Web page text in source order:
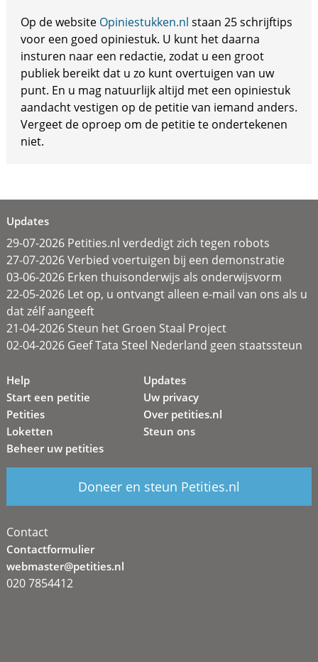
Op de website Opiniestukken.nl staan 25 schrijftips
voor een goed opiniestuk. U kunt het daarna
insturen naar een redactie, zodat u een groot
publiek bereikt dat u zo kunt overtuigen van uw
punt. En u mag natuurlijk altijd met een opiniestuk
aandacht vestigen op de petitie van iemand anders.
Vergeet de oproep om de petitie te ondertekenen
niet.
Updates
29-07-2026 Petities.nl verdedigt zich tegen robots
27-07-2026 Verbied voertuigen bij een demonstratie
03-06-2026 Erken thuisonderwijs als onderwijsvorm
22-05-2026 Let op, u ontvangt alleen e-mail van ons als u
dat zélf aangeeft
21-04-2026 Steun het Groen Staal Project
02-04-2026 Geef Tata Steel Nederland geen staatssteun
Help
Start een petitie
Petities
Loketten
Beheer uw petities
Updates
Uw privacy
Over petities.nl
Steun ons
Doneer en steun Petities.nl
Contact
Contactformulier
webmaster@petities.nl
020 7854412